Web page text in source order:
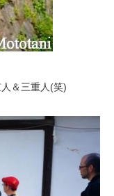
＆三重人(笑)